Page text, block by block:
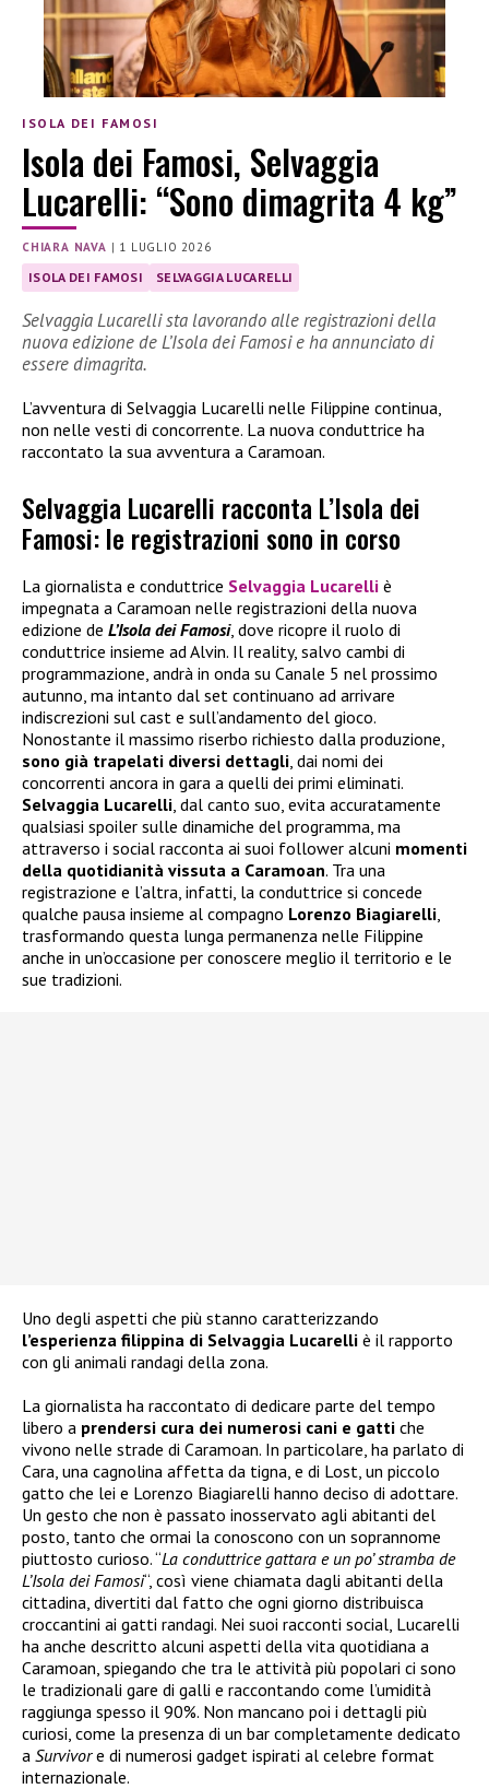
ISOLA DEI FAMOSI
Isola dei Famosi, Selvaggia
Lucarelli: “Sono dimagrita 4 kg”
CHIARA NAVA | 1 LUGLIO 2026
ISOLA DEI FAMOSI SELVAGGIA LUCARELLI
Selvaggia Lucarelli sta lavorando alle registrazioni della
nuova edizione de L’Isola dei Famosi e ha annunciato di
essere dimagrita.
L’avventura di Selvaggia Lucarelli nelle Filippine continua,
non nelle vesti di concorrente. La nuova conduttrice ha
raccontato la sua avventura a Caramoan.
Selvaggia Lucarelli racconta L’Isola dei
Famosi: le registrazioni sono in corso
La giornalista e conduttrice Selvaggia Lucarelli è
impegnata a Caramoan nelle registrazioni della nuova
edizione de L’Isola dei Famosi, dove ricopre il ruolo di
conduttrice insieme ad Alvin. Il reality, salvo cambi di
programmazione, andrà in onda su Canale 5 nel prossimo
autunno, ma intanto dal set continuano ad arrivare
indiscrezioni sul cast e sull’andamento del gioco.
Nonostante il massimo riserbo richiesto dalla produzione,
sono già trapelati diversi dettagli , dai nomi dei
concorrenti ancora in gara a quelli dei primi eliminati.
Selvaggia Lucarelli , dal canto suo, evita accuratamente
qualsiasi spoiler sulle dinamiche del programma, ma
attraverso i social racconta ai suoi follower alcuni momenti
della quotidianità vissuta a Caramoan. Tra una
registrazione e l’altra, infatti, la conduttrice si concede
qualche pausa insieme al compagno Lorenzo Biagiarelli
trasformando questa lunga permanenza nelle Filippine
anche in un’occasione per conoscere meglio il territorio e le
sue tradizioni.
Uno degli aspetti che più stanno caratterizzando
l’esperienza filippina di Selvaggia Lucarelli è il rapporto
con gli animali randagi della zona.
La giornalista ha raccontato di dedicare parte del tempo
libero a prendersi cura dei numerosi cani e gatti che
vivono nelle strade di Caramoan. In particolare, ha parlato di
Cara, una cagnolina affetta da tigna, e di Lost, un piccolo
gatto che lei e Lorenzo Biagiarelli hanno deciso di adottare.
Un gesto che non è passato inosservato agli abitanti del
posto, tanto che ormai la conoscono con un soprannome
piuttosto curioso. “La conduttrice gattara e un po’ stramba de
L’Isola dei Famosi“, così viene chiamata dagli abitanti della
cittadina, divertiti dal fatto che ogni giorno distribuisca
croccantini ai gatti randagi. Nei suoi racconti social, Lucarelli
ha anche descritto alcuni aspetti della vita quotidiana a
Caramoan, spiegando che tra le attività più popolari ci sono
le tradizionali gare di galli e raccontando come l’umidità
raggiunga spesso il 90%. Non mancano poi i dettagli più
curiosi, come la presenza di un bar completamente dedicato
a Survivore di numerosi gadget ispirati al celebre format
internazionale.